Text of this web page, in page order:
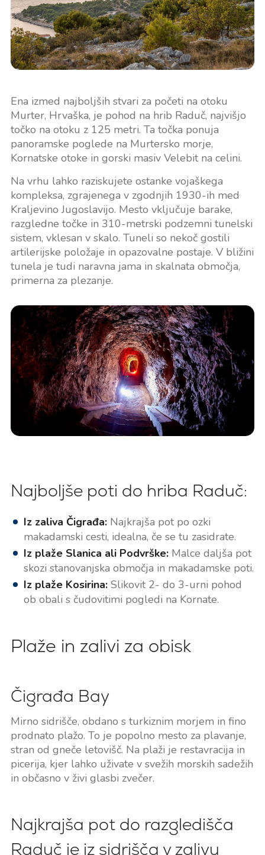
Ena izmed najboljših stvari za početi na otoku
Murter, Hrvaška, je pohod na hrib Raduč, najvišjo
točko na otoku z 125 metri. Ta točka ponuja
panoramske poglede na Murtersko morje,
Kornatske otoke in gorski masiv Velebit na celini.
Na vrhu lahko raziskujete ostanke vojaškega
kompleksa, zgrajenega v zgodnjih 1930-ih med
Kraljevino Jugoslavijo. Mesto vključuje barake,
razgledne točke in 310-metrski podzemni tunelski
sistem, vklesan v skalo. Tuneli so nekoč gostili
artilerijske položaje in opazovalne postaje. V bližini
tunela je tudi naravna jama in skalnata območja,
primerna za plezanje.
Najboljše poti do hriba Raduč:
Iz zaliva Čigrađa:Najkrajša pot po ozki
makadamski cesti, idealna, če se tu zasidrate.
Iz plaže Slanica ali Podvrške:Malce daljša pot
skozi stanovanjska območja in makadamske poti.
Iz plaže Kosirina:Slikovit 2- do 3-urni pohod
ob obali s čudovitimi pogledi na Kornate.
Plaže in zalivi za obisk
Čigrađa Bay
Mirno sidrišče, obdano s turkiznim morjem in fino
prodnato plažo. To je popolno mesto za plavanje,
stran od gneče letovišč. Na plaži je restavracija in
picerija, kjer lahko uživate v svežih morskih sadežih
in občasno v živi glasbi zvečer.
Najkrajša pot do razgledišča
Raduč je iz sidrišča v zalivu